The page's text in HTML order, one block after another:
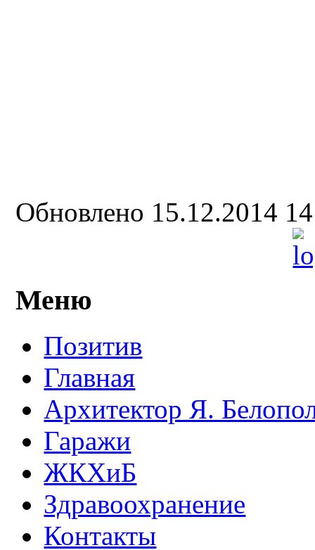
Обновлено 15.12.2014
Меню
Позитив
Главная
Архитектор Я.
Гаражи
ЖКХиБ
Здравоохранение
Контакты